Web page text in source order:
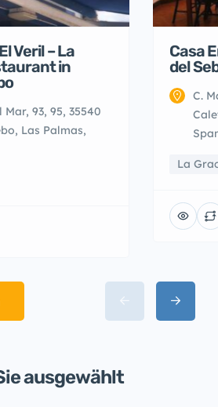
Veril – La
in
Mar, 93, 95, 35540
Las Palmas,
Casa
del
C.
La
ausgewählt